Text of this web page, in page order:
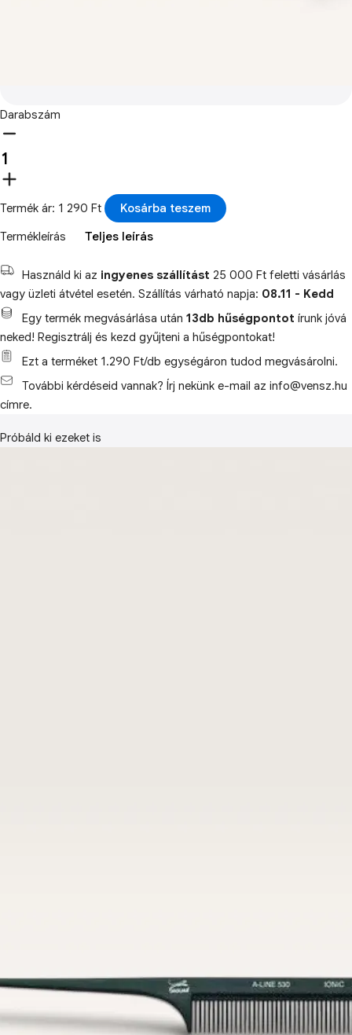
Darabszám
Termék ár: 1 290 Ft
Kosárba teszem
Termékleírás
Teljes leírás
Használd ki az ingyenes szállítást 25 000 Ft feletti vásárlás
vagy üzleti átvétel esetén. Szállítás várható napja: 08.11 - Kedd
Egy termék megvásárlása után 13db hűségpontot írunk jóvá
neked! Regisztrálj és kezd gyűjteni a hűségpontokat!
Ezt a terméket 1.290 Ft/db egységáron tudod megvásárolni.
További kérdéseid vannak? Írj nekünk e-mail az info@vensz.hu
címre.
Próbáld ki ezeket is